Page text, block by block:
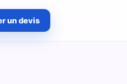
un devis